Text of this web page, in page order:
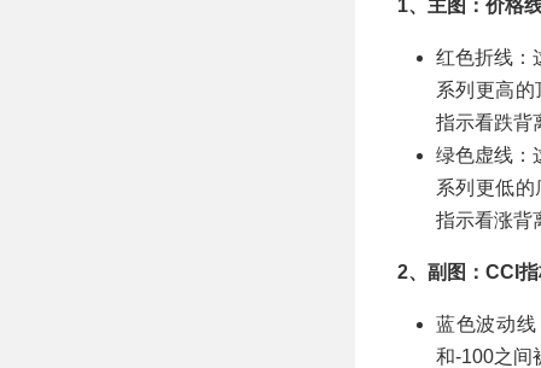
1、主图：价格
红色折线：
系列更高
指示看跌背
绿色虚线：
系列更低
指示看涨背
2、副图：CCI
蓝色波动
和-100之间